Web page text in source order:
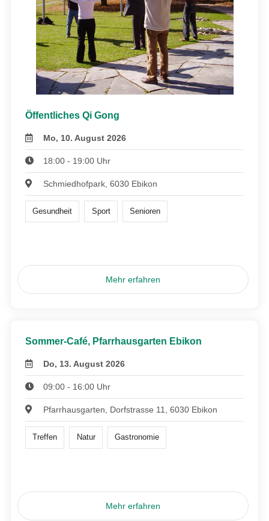
Öffentliches Qi Gong
Mo, 10. August 2026
18:00 - 19:00 Uhr
Schmiedhofpark, 6030 Ebikon
Gesundheit Sport Senioren
Mehr erfahren
Sommer-Café, Pfarrhausgarten Ebikon
Do, 13. August 2026
09:00 - 16:00 Uhr
Pfarrhausgarten, Dorfstrasse 11, 6030 Ebikon
Treffen Natur Gastronomie
Mehr erfahren